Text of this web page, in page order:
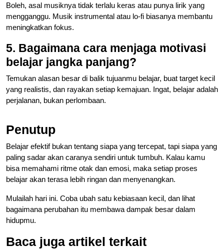
Boleh, asal musiknya tidak terlalu keras atau punya lirik yang
mengganggu. Musik instrumental atau lo-fi biasanya membantu
meningkatkan fokus.
5. Bagaimana cara menjaga motivasi
belajar jangka panjang?
Temukan alasan besar di balik tujuanmu belajar, buat target kecil
yang realistis, dan rayakan setiap kemajuan. Ingat, belajar adalah
perjalanan, bukan perlombaan.
Penutup
Belajar efektif bukan tentang siapa yang tercepat, tapi siapa yang
paling sadar akan caranya sendiri untuk tumbuh. Kalau kamu
bisa memahami ritme otak dan emosi, maka setiap proses
belajar akan terasa lebih ringan dan menyenangkan.
Mulailah hari ini. Coba ubah satu kebiasaan kecil, dan lihat
bagaimana perubahan itu membawa dampak besar dalam
hidupmu.
Baca juga artikel terkait